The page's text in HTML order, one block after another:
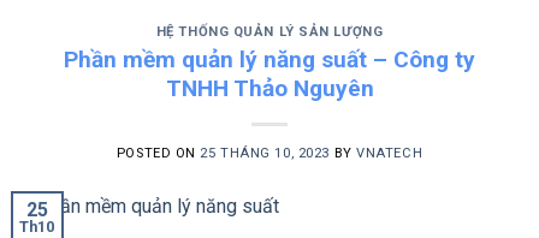
HỆ THỐNG QUẢN LÝ SẢN LƯỢNG
Phần mềm quản lý năng suất – Công ty
TNHH Thảo Nguyên
POSTED ON 25 THÁNG 10, 2023 BYVNATECH
25
Th10